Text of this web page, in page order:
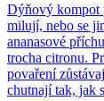
Dýňový kompot
milují, nebo se
ananasové
trocha citronu.
povaření
chutnají tak, jak